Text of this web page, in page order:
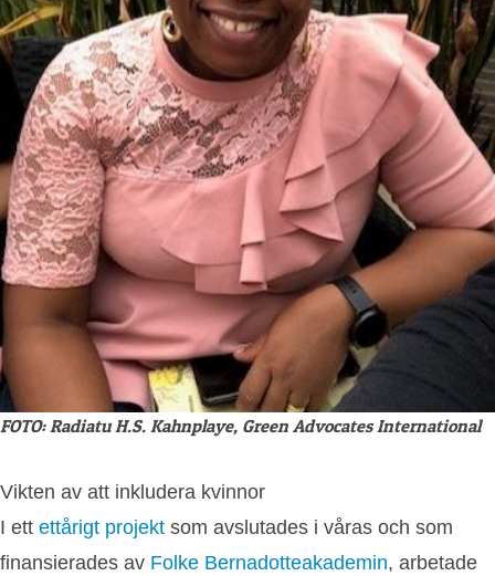
FOTO: Radiatu H.S. Kahnplaye, Green Advocates International
Vikten av att inkludera kvinnor
I ett ettårigt projekt som avslutades i våras och som
finansierades av Folke Bernadotteakademin, arbetade